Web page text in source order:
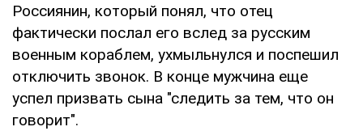
Россиянин, который понял, что отец
фактически послал его вслед за русским
военным кораблем, ухмыльнулся и поспешил
отключить звонок. В конце мужчина еще
успел призвать сына "следить за тем, что он
говорит".